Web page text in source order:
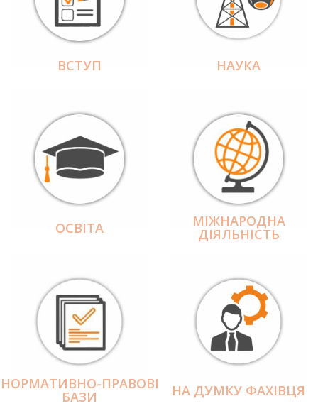
ВСТУП НАУКА
ОСВІТА МІЖНАРОДНА
ДІЯЛЬНІCТЬ
НОРМАТИВНО-ПРАВОВІ
БАЗИ НА ДУМКУ ФАХІВЦЯ